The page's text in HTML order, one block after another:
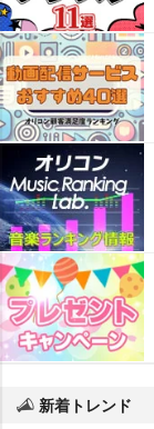
新着トレンド